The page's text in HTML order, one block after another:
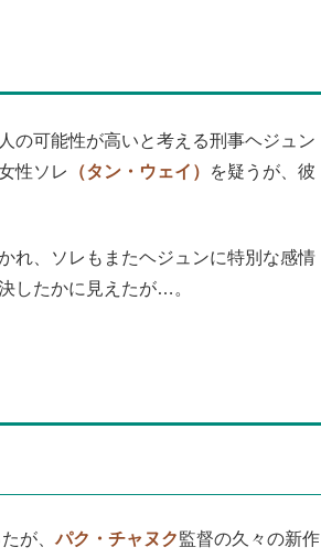
の可能性が高いと考える刑事ヘジュン
性ソレ （タン・ウェイ）
を疑うが、彼
れ、ソレもまたヘジュンに特別な感情
したかに見えたが…。
が、パク・チャヌク監督の久々の新作